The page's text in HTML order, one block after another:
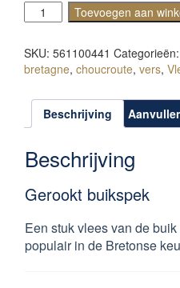
Gerookt
buikspek
Toevoegen aan
SKU: 561100441 Categorieën:
bretagne, choucroute, vers,
Beschrijving
Beschrijving
Gerookt buikspek
Een stuk vlees van de
populair in de Bretonse